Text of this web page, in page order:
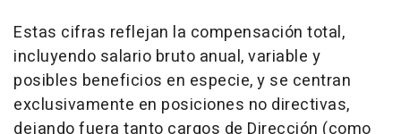
Estas cifras reflejan la compensación total,
incluyendo salario bruto anual, variable y
posibles beneficios en especie, y se centran
exclusivamente en posiciones no directivas,